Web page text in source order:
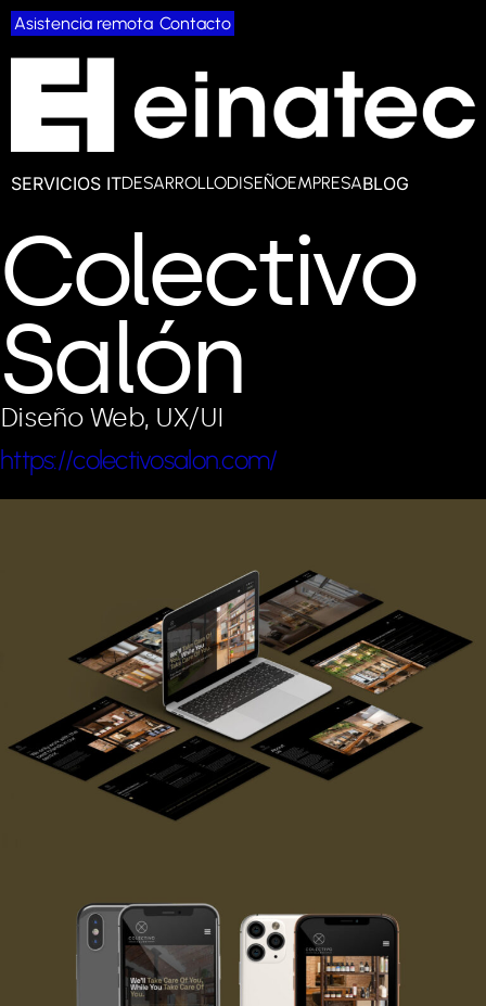
Asistencia remota Contacto
SERVICIOS ITDESARROLLODISEÑOEMPRESABLOG
Colectivo
Salón
Diseño Web, UX/UI
https://colectivosalon.com/